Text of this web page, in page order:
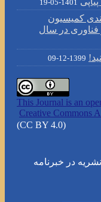
1401-05-19
کمیسیون
فناوری در سال
1399-12-09
This Journal is an
Creative Commons
(CC BY 4.0)
در خبرنامه